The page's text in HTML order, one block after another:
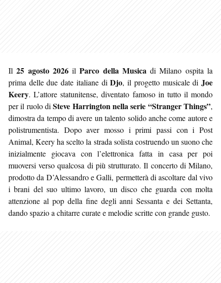
Il25 agosto 2026ilParco della Musica di Milano ospita la
prima delle due date italiane diDjo, il progetto musicale diJoe
Keery. L’attore statunitense, diventato famoso in tutto il mondo
per il ruolo di Steve Harrington nella serie “Stranger Things”,
dimostra da tempo di avere un talento solido anche come autore e
polistrumentista. Dopo aver mosso i primi passi con i Post
Animal, Keery ha scelto la strada solista costruendo un suono che
inizialmente giocava con l’elettronica fatta in casa per poi
muoversi verso qualcosa di più strutturato. Il concerto di Milano,
prodotto da D’Alessandro e Galli, permetterà di ascoltare dal vivo
i brani del suo ultimo lavoro, un disco che guarda con molta
attenzione al pop della fine degli anni Sessanta e dei Settanta,
dando spazio a chitarre curate e melodie scritte con grande gusto.